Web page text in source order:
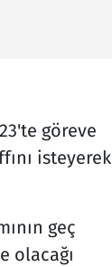
göreve
isteyerek
geç
olacağı